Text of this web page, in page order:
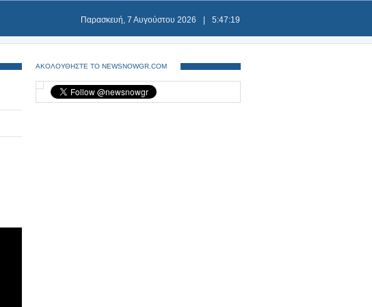
Παρασκευή, 7 Αυγούστου 2026 5:47:19
ΑΚΟΛΟΥΘΗΣΤΕ ΤΟ NEWSNOWGR.COM